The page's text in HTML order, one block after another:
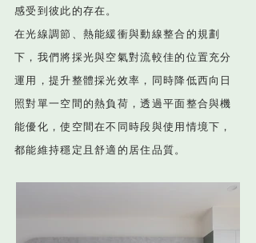
感受到彼此的存在。
在光線調節、熱能緩衝與動線整合的規劃
下，我們將採光與空氣對流較佳的位置充分
運用，提升整體採光效率，同時降低西向日
照對單一空間的熱負荷，透過平面整合與機
能優化，使空間在不同時段與使用情境下，
都能維持穩定且舒適的居住品質。